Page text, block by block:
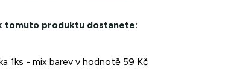
tomuto produktu dostanete:
1ks - mix barev v hodnotě 59 Kč